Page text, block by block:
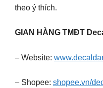
theo ý thích.
GIAN HÀNG TMĐT
– Website:
– Shopee: shopee.vn/